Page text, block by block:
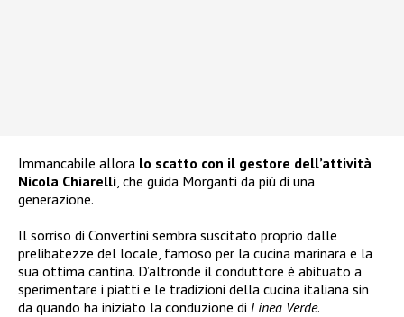
Immancabile allora lo scatto con il gestore dell’attività
Nicola Chiarelli , che guida Morganti da più di una
generazione.
Il sorriso di Convertini sembra suscitato proprio dalle
prelibatezze del locale, famoso per la cucina marinara e la
sua ottima cantina. D’altronde il conduttore è abituato a
sperimentare i piatti e le tradizioni della cucina italiana sin
da quando ha iniziato la conduzione di Linea Verde.